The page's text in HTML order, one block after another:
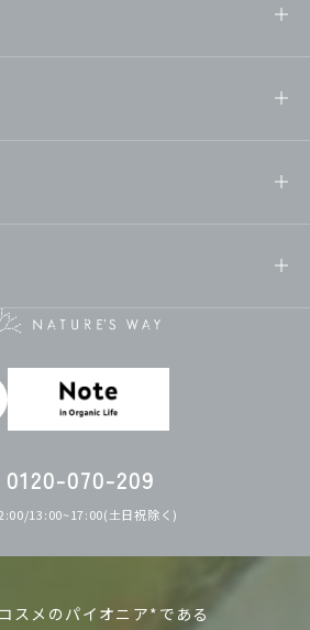
0120-070-209
13:00~17:00(土日祝除く)
スメのパイオニア*である